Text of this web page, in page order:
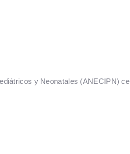
y Neonatales (ANECIPN)